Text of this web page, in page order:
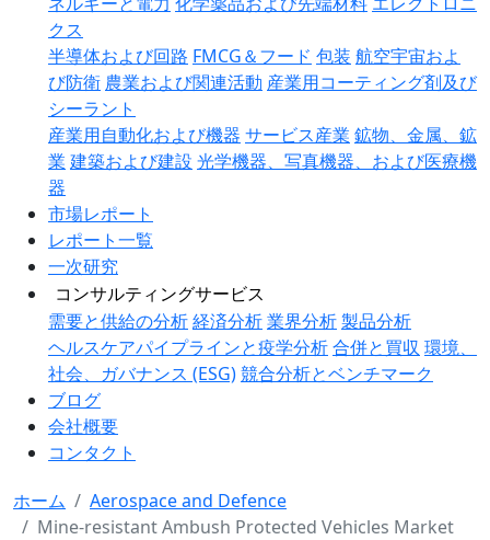
クス
半導体および回路 FMCG＆フード 包装 航空宇宙およ
び防衛 農業および関連活動 産業用コーティング剤及び
シーラント
産業用自動化および機器 サービス産業 鉱物、金属、鉱
業 建築および建設 光学機器、写真機器、および医療機
器
市場レポート
レポート一覧
一次研究
コンサルティングサービス
需要と供給の分析経済分析業界分析製品分析
ヘルスケアパイプラインと疫学分析合併と買収 環境、
社会、ガバナンス (ESG)競合分析とベンチマーク
ブログ
会社概要
コンタクト
ホーム
Aerospace and Defence
Mine-resistant Ambush Protected Vehicles Market